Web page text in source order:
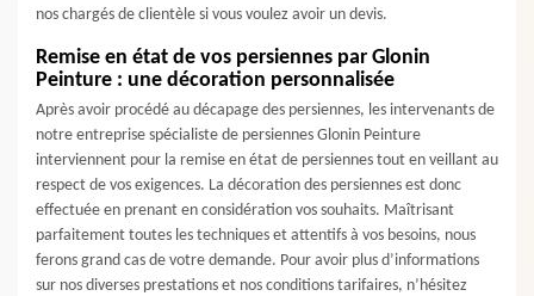
nos chargés de clientèle si vous voulez avoir un devis.
Remise en état de vos persiennes par Glonin
Peinture : une décoration personnalisée
Après avoir procédé au décapage des persiennes, les intervenants de
notre entreprise spécialiste de persiennes Glonin Peinture
interviennent pour la remise en état de persiennes tout en veillant au
respect de vos exigences. La décoration des persiennes est donc
effectuée en prenant en considération vos souhaits. Maîtrisant
parfaitement toutes les techniques et attentifs à vos besoins, nous
ferons grand cas de votre demande. Pour avoir plus d’informations
sur nos diverses prestations et nos conditions tarifaires, n’hésitez